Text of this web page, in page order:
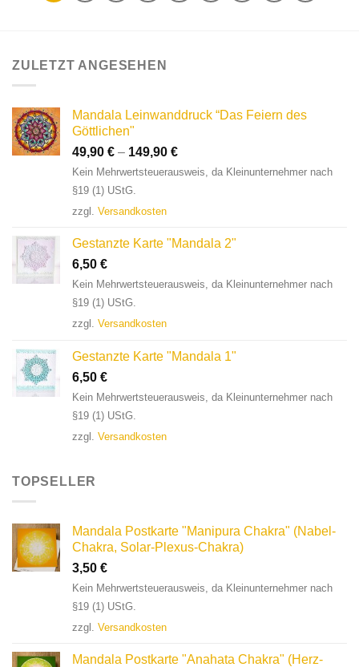
ZULETZT ANGESEHEN
Mandala Leinwanddruck “Das Feiern des
Göttlichen"
49,90 € – 149,90 €
Kein Mehrwertsteuerausweis, da Kleinunternehmer nach
§19 (1) UStG.
zzgl. Versandkosten
Gestanzte Karte "Mandala 2"
6,50 €
Kein Mehrwertsteuerausweis, da Kleinunternehmer nach
§19 (1) UStG.
zzgl. Versandkosten
Gestanzte Karte "Mandala 1"
6,50 €
Kein Mehrwertsteuerausweis, da Kleinunternehmer nach
§19 (1) UStG.
zzgl. Versandkosten
TOPSELLER
Mandala Postkarte "Manipura Chakra" (Nabel-
Chakra, Solar-Plexus-Chakra)
3,50 €
Kein Mehrwertsteuerausweis, da Kleinunternehmer nach
§19 (1) UStG.
zzgl. Versandkosten
Mandala Postkarte "Anahata Chakra" (Herz-